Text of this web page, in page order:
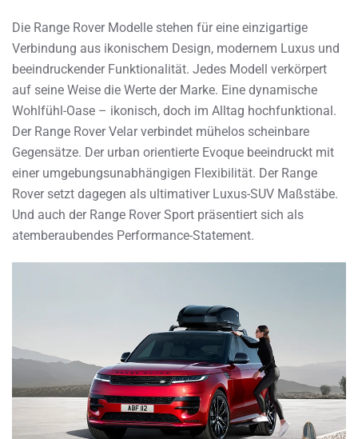
Die Range Rover Modelle stehen für eine einzigartige
Verbindung aus ikonischem Design, modernem Luxus und
beeindruckender Funktionalität. Jedes Modell verkörpert
auf seine Weise die Werte der Marke. Eine dynamische
Wohlfühl-Oase – ikonisch, doch im Alltag hochfunktional.
Der Range Rover Velar verbindet mühelos scheinbare
Gegensätze. Der urban orientierte Evoque beeindruckt mit
einer umgebungsunabhängigen Flexibilität. Der Range
Rover setzt dagegen als ultimativer Luxus-SUV Maßstäbe.
Und auch der Range Rover Sport präsentiert sich als
atemberaubendes Performance-Statement.